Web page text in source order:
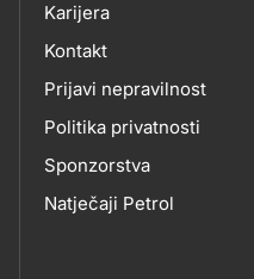
Karijera
Kontakt
Prijavi nepravilnost
Politika privatnosti
Sponzorstva
Natječaji Petrol